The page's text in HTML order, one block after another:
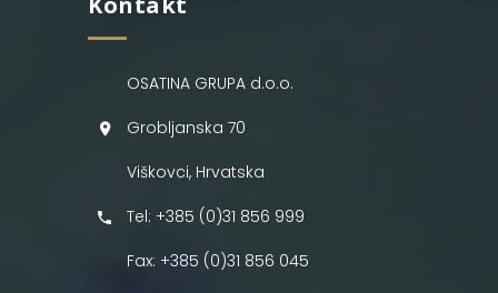
OSATINA GRUPA d.o.o.
Grobljanska 70
Viškovci, Hrvatska
Tel: +385 (0)31 856 999
Fax: +385 (0)31 856 045